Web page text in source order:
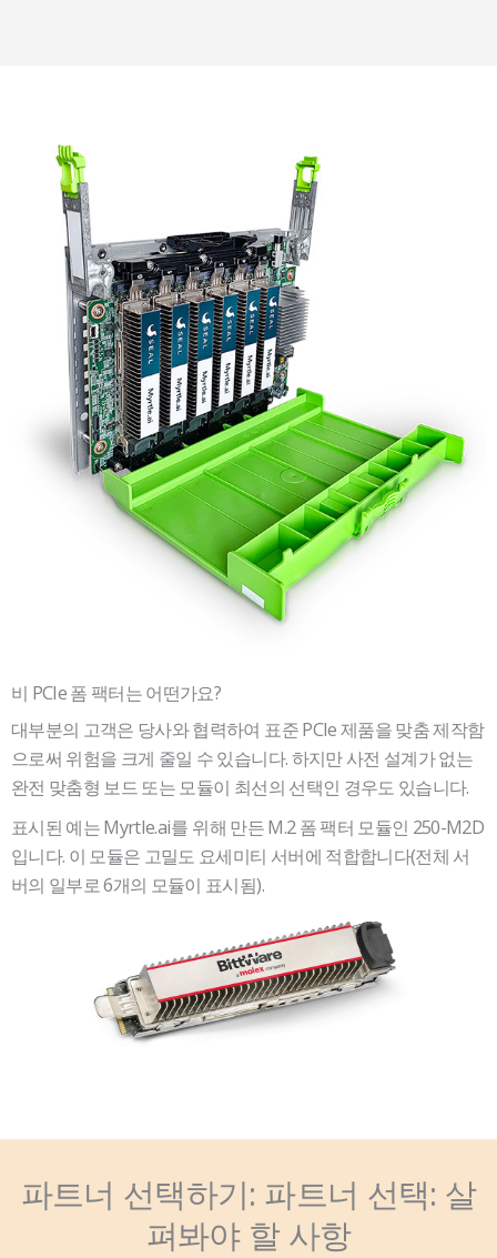
비 PCIe 폼 팩터는 어떤가요?
대부분의 고객은 당사와 협력하여 표준 PCIe 제품을 맞춤 제작함
으로써 위험을 크게 줄일 수 있습니다. 하지만 사전 설계가 없는
완전 맞춤형 보드 또는 모듈이 최선의 선택인 경우도 있습니다.
표시된 예는 Myrtle.ai를 위해 만든 M.2 폼 팩터 모듈인 250-M2D
입니다. 이 모듈은 고밀도 요세미티 서버에 적합합니다(전체 서
버의 일부로 6개의 모듈이 표시됨).
파트너 선택하기: 파트너 선택: 살
펴봐야 할 사항